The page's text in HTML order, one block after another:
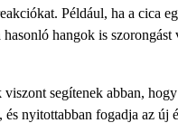
Például, ha a cica
hangok is szorongást
segítenek abban, hogy
és nyitottabban fogadja az új